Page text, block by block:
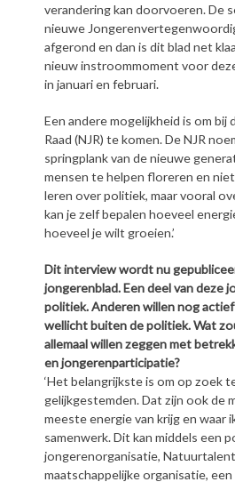
verandering kan doorvoeren. De
nieuwe
afgerond en dan is dit blad net
nieuw instroommoment voor
in januari en februari.
Een andere mogelijkheid is om bij
Raad (NJR) te komen. De NJR
springplank van de nieuwe
mensen te helpen floreren en
leren over politiek, maar vooral
kan je zelf bepalen hoeveel
hoeveel je wilt groeien.’
Dit interview wordt nu
jongerenblad. Een deel van deze
politiek. Anderen willen nog
wellicht buiten de politiek. Wat
allemaal willen zeggen met
en jongerenparticipatie?
‘Het belangrijkste is om op zoek
gelijkgestemden. Dat zijn ook de
meeste energie van krijg en waar
samenwerk. Dit kan middels een
jongerenorganisatie,
maatschappelijke organisatie,